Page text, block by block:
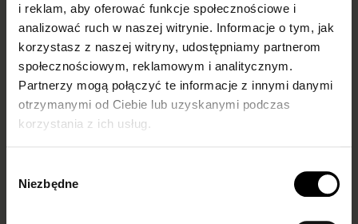
i reklam, aby oferować funkcje społecznościowe i
analizować ruch w naszej witrynie. Informacje o tym, jak
korzystasz z naszej witryny, udostępniamy partnerom
społecznościowym, reklamowym i analitycznym.
Partnerzy mogą połączyć te informacje z innymi danymi
otrzymanymi od Ciebie lub uzyskanymi podczas
korzystania z ich usług.
zgody
Niezbędne
Skarpetki do
mokasynów
damskich –
inspiracje i trendy
What to wear
fishnet tights with
and how to style
them? Our guide
runways and everyday
outfits. Once associated...